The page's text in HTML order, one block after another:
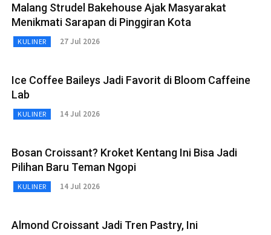
Malang Strudel Bakehouse Ajak Masyarakat
Menikmati Sarapan di Pinggiran Kota
KULINER 27 Jul 2026
Ice Coffee Baileys Jadi Favorit di Bloom Caffeine
Lab
KULINER 14 Jul 2026
Bosan Croissant? Kroket Kentang Ini Bisa Jadi
Pilihan Baru Teman Ngopi
KULINER 14 Jul 2026
Almond Croissant Jadi Tren Pastry, Ini